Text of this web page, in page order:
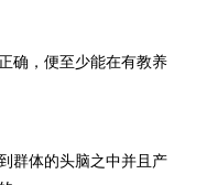
确，便至少能在有教养
群体的头脑之中并且产